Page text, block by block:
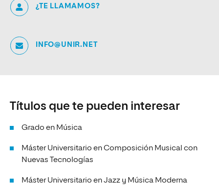
¿TE LLAMAMOS?
INFO@UNIR.NET
Títulos que te pueden interesar
Grado en Música
Máster Universitario en Composición Musical con
Nuevas Tecnologías
Máster Universitario en Jazz y Música Moderna